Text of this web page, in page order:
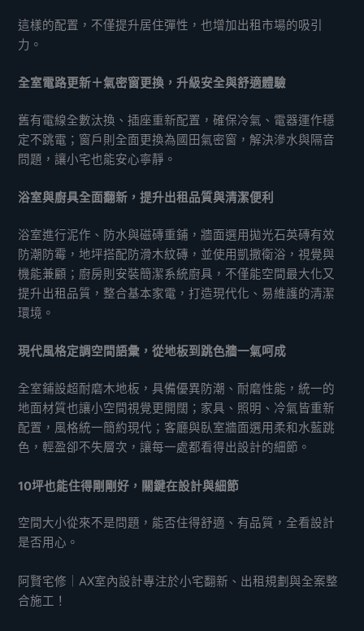
這樣的配置，不僅提升居住彈性，也增加出租市場的吸引
力。
全室電路更新＋氣密窗更換，升級安全與舒適體驗
舊有電線全數汰換、插座重新配置，確保冷氣、電器運作穩
定不跳電；窗戶則全面更換為國田氣密窗，解決滲水與隔音
問題，讓小宅也能安心寧靜。
浴室與廚具全面翻新，提升出租品質與清潔便利
浴室進行泥作、防水與磁磚重鋪，牆面選用拋光石英磚有效
防潮防霉，地坪搭配防滑木紋磚，並使用凱撒衛浴，視覺與
機能兼顧；廚房則安裝簡潔系統廚具，不僅能空間最大化又
提升出租品質，整合基本家電，打造現代化、易維護的清潔
環境。
現代風格定調空間語彙，從地板到跳色牆一氣呵成
全室鋪設超耐磨木地板，具備優異防潮、耐磨性能，統一的
地面材質也讓小空間視覺更開闊；家具、照明、冷氣皆重新
配置，風格統一簡約現代；客廳與臥室牆面選用柔和水藍跳
色，輕盈卻不失層次，讓每一處都看得出設計的細節。
10坪也能住得剛剛好，關鍵在設計與細節
空間大小從來不是問題，能否住得舒適、有品質，全看設計
是否用心。
阿賢宅修｜AX室內設計專注於小宅翻新、出租規劃與全案整
合施工！